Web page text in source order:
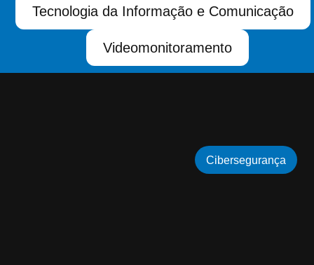
Tecnologia da Informação e Comunicação
Videomonitoramento
Cibersegurança